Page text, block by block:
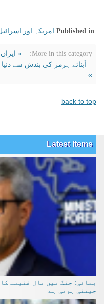
Published in امریکہ اور
More in this category:
«
آبنائے ہرمز کی بندش سے
»
back to top
Latest Items
بقائی: جنگ میں مال غنیمت
جیتنی ہوتی ہے